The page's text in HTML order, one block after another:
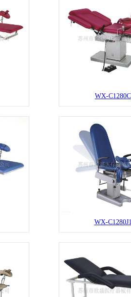
WX-C1280C
WX-C1280J1